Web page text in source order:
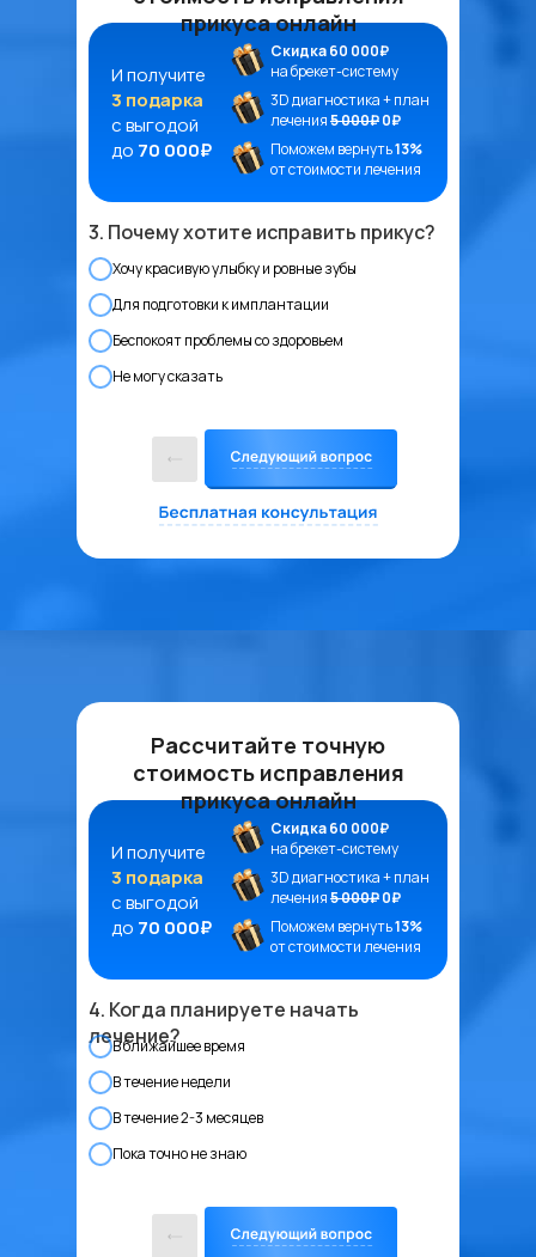
Поможем вернуть13%
от стоимости лечения
3D диагностика + план
лечения5 000₽0₽
Скидка 60 000₽
на брекет-систему
И получите
3 подарка
с выгодой
до 70 000₽
3. Почему хотите исправить прикус?
прикуса онлайн
Хочу красивую улыбку и ровные зубы
Для подготовки к имплантации
Беспокоят проблемы со здоровьем
Не могу сказать
Поможем вернуть13%
от стоимости лечения
3D диагностика + план
лечения5 000₽0₽
Скидка 60 000₽
на брекет-систему
И получите
3 подарка
с выгодой
до 70 000₽
4. Когда планируете начать
лечение?
Рассчитайте точную
стоимость исправления
прикуса онлайн
В ближайшее время
В течение недели
В течение 2-3 месяцев
Пока точно не знаю